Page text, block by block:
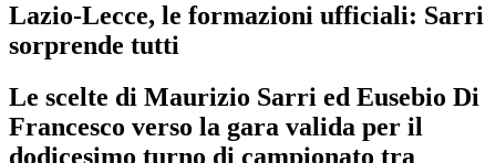
Lazio-Lecce, le formazioni ufficiali: Sarri
sorprende tutti
Le scelte di Maurizio Sarri ed Eusebio Di
Francesco verso la gara valida per il
dodicesimo turno di campionato tra